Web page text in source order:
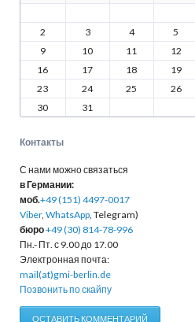
2
3 4 5
9
10 11 12
16
17 18 19
23
24 25 26
30
31
Контакты
С нами можно связаться
в Германии:
моб.+49 (151) 4497-0017
Viber, WhatsApp, Telegram)
бюро+49 (30) 814-78-996
Пн.- Пт. с 9.00 до 17.00
Электронная почта:
mail(at)gmi-berlin.de
Позвонить по скайпу
ОСТАВИТЬ КОММЕНТАРИЙ